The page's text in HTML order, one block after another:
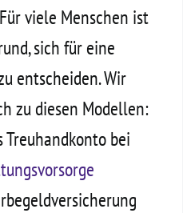
viele Menschen ist
sich für eine
entscheiden. Wir
zu diesen Modellen:
Treuhand­konto bei